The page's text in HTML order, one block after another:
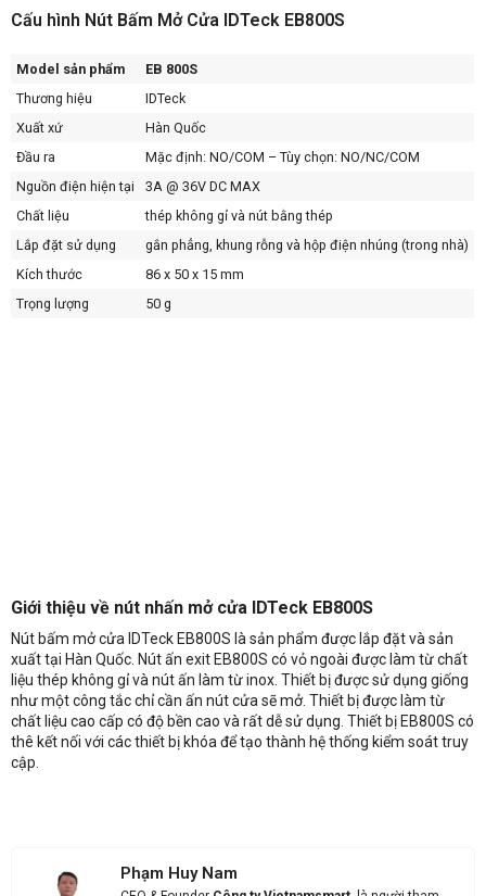
Giới thiệu về nút nhấn mở cửa IDTeck EB800S
Nút bấm mở cửa IDTeck EB800S là sản phẩm được lắp đặt và sản
xuất tại Hàn Quốc. Nút ấn exit EB800S có vỏ ngoài được làm từ chất
liệu thép không gỉ và nút ấn làm từ inox. Thiết bị được sử dụng giống
như một công tắc chỉ cần ấn nút cửa sẽ mở. Thiết bị được làm từ
chất liệu cao cấp có độ bền cao và rất dễ sử dụng. Thiết bị EB800S có
thê kết nối với các thiết bị khóa để tạo thành hệ thống kiểm soát truy
cập.
Phạm Huy Nam
Cấu hình Nút Bấm Mở Cửa IDTeck EB800S
Model sản phẩm
EB 800S
Thương hiệu
IDTeck
Xuất xứ
Hàn Quốc
Đầu ra
Mặc định: NO/COM – Tùy chọn: NO/NC/COM
Nguồn điện hiện tại
3A @ 36V DC MAX
Chất liệu
thép không gỉ và nút bằng thép
Lắp đặt sử dụng
gắn phẳng, khung rỗng và hộp điện nhúng (trong nhà)
Kích thước
86 x 50 x 15 mm
Trọng lượng
50 g
Nhận báo giá sản phẩm: Nút Bấm Mở Cửa IDTeck EB800S